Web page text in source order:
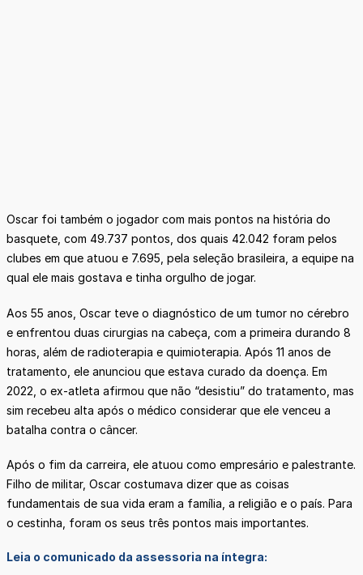
Oscar foi também o jogador com mais pontos na história do
basquete, com 49.737 pontos, dos quais 42.042 foram pelos
clubes em que atuou e 7.695, pela seleção brasileira, a equipe na
qual ele mais gostava e tinha orgulho de jogar.
Aos 55 anos, Oscar teve o diagnóstico de um tumor no cérebro
e enfrentou duas cirurgias na cabeça, com a primeira durando 8
horas, além de radioterapia e quimioterapia. Após 11 anos de
tratamento, ele anunciou que estava curado da doença. Em
2022, o ex-atleta afirmou que não “desistiu” do tratamento, mas
sim recebeu alta após o médico considerar que ele venceu a
batalha contra o câncer.
Após o fim da carreira, ele atuou como empresário e palestrante.
Filho de militar, Oscar costumava dizer que as coisas
fundamentais de sua vida eram a família, a religião e o país. Para
o cestinha, foram os seus três pontos mais importantes.
Leia o comunicado da assessoria na íntegra: